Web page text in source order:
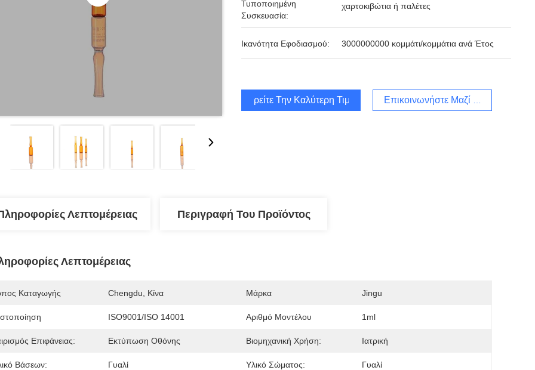
Τυποποιημένη
Συσκευασία:
χαρτοκιβώτια ή παλέτες
Ικανότητα Εφοδιασμού: 3000000000 κομμάτι/κομμάτια ανά Έτος
Βρείτε Την Καλύτερη Τιμή Επικοινωνήστε Μαζί Μας
Λεπτομέρειας Περιγραφή Του Προϊόντος
Λεπτομέρειας
Καταγωγής Chengdu, Κίνα Μάρκα Jingu
ISO9001/ISO 14001 Αριθμό Μοντέλου 1ml
Επιφάνειας: Εκτύπωση Οθόνης Βιομηχανική Χρήση: Ιατρική
Βάσεων: Γυαλί Υλικό Σώματος: Γυαλί